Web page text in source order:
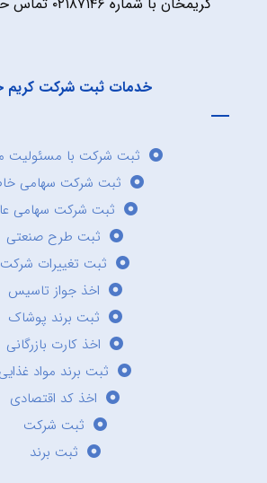
خدمات ثبت شرکت کریم
ثبت شرکت با مسئولیت
ثبت شرکت سهامی
ثبت شرکت سهامی
ثبت طرح صنعتی
ثبت تغییرات شرکت
اخذ جواز تاسیس
ثبت برند پوشاک
اخذ کارت بازرگانی
ثبت برند مواد غذایی
اخذ کد اقتصادی
ثبت شرکت
ثبت برند